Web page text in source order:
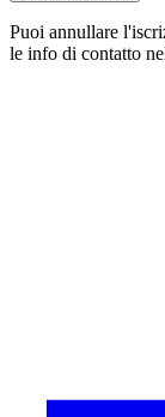
Puoi annullare
le info di contatto